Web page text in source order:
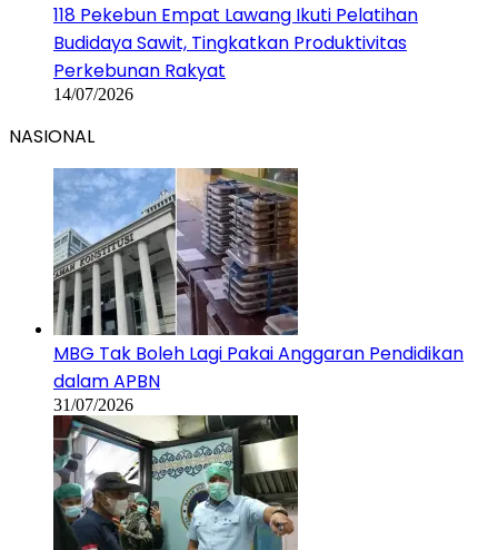
118 Pekebun Empat Lawang Ikuti Pelatihan
Budidaya Sawit, Tingkatkan Produktivitas
Perkebunan Rakyat
14/07/2026
NASIONAL
MBG Tak Boleh Lagi Pakai Anggaran Pendidikan
dalam APBN
31/07/2026